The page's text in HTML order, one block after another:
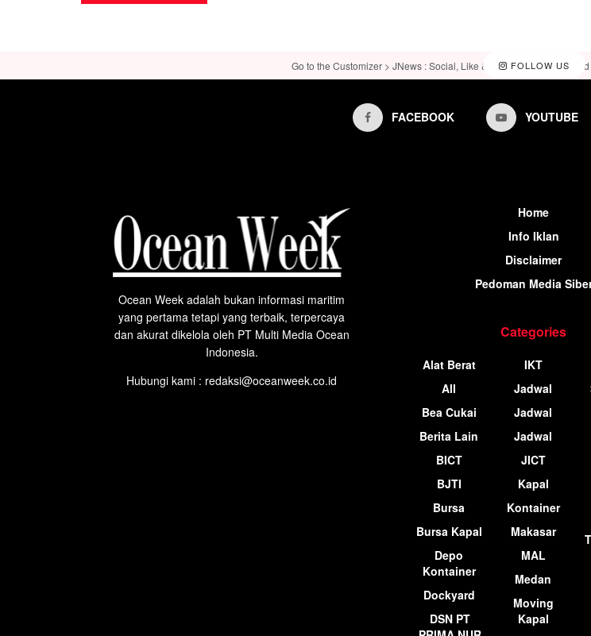
FOLLOW US
Go to the Customizer > JNews : Social, Like & View > Instagram
FACEBOOK YOUTUBE
Ocean Week adalah bukan informasi maritim
yang pertama tetapi yang terbaik, terpercaya
dan akurat dikelola oleh PT Multi Media Ocean
Indonesia.
Hubungi kami : redaksi@oceanweek.co.id
Home
Info Iklan
Disclaimer
Pedoman Media
Categories
Alat Berat
All
Bea Cukai
Berita Lain
BICT
BJTI
Bursa
Bursa Kapal
Depo
Kontainer
Dockyard
DSN PT
IKT
Jadwal
Jadwal
Jadwal
JICT
Kapal
Kontainer
Makasar
MAL
Medan
Moving
Kapal